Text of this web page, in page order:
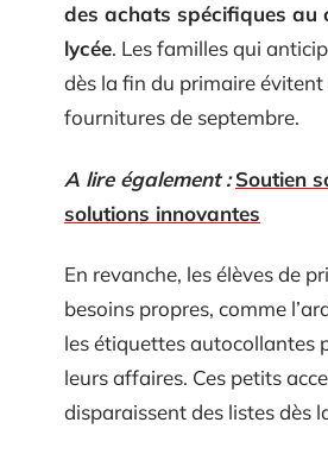
des achats spécifiques au
lycée. Les familles qui
dès la fin du primaire
fournitures de septembre.
A lire également : Soutien
solutions innovantes
En revanche, les élèves de
besoins propres, comme
les étiquettes autocollantes
leurs affaires. Ces petits
disparaissent des listes dès